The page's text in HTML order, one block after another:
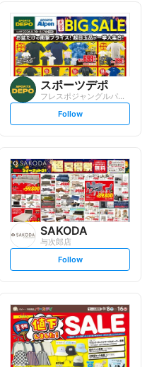
スポーツデポ
フレスポジャングルパーク店
s
t
l
o
w
Follow
SAKODA
与次郎店
s
t
l
o
w
Follow